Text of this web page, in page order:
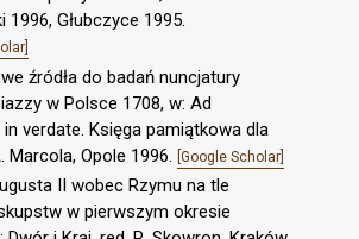
1996, Głubczyce 1995.
źródła do badań nuncjatury
w Polsce 1708, w: Ad
verdate. Księga pamiątkowa dla
Marcola, Opole 1996.
[Google Scholar]
II wobec Rzymu na tle
w pierwszym okresie